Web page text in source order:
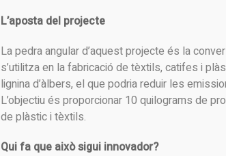
L’aposta del projecte
La pedra angular d’aquest projecte és la
s’utilitza en la fabricació de tèxtils, catifes i
lignina d’àlbers, el que podria reduir les
L’objectiu és proporcionar 10 quilograms de
de plàstic i tèxtils.
Qui fa que això sigui innovador?